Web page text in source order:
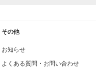
その他
お知らせ
よくある質問・お問い合わせ